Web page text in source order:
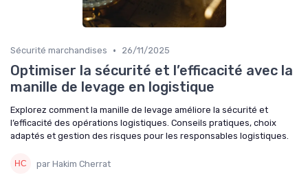
Sécurité marchandises • 26/11/2025
Optimiser la sécurité et l’efficacité avec la
manille de levage en logistique
Explorez comment la manille de levage améliore la sécurité et
l’efficacité des opérations logistiques. Conseils pratiques, choix
adaptés et gestion des risques pour les responsables logistiques.
par Hakim Cherrat